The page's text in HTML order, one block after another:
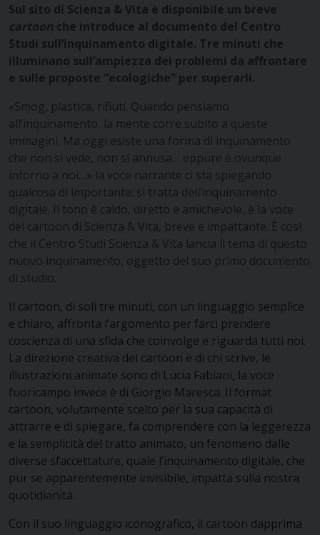
Sul sito di Scienza & Vita è disponibile un breve
cartoon che introduce al documento del Centro
Studi sull’inquinamento digitale. Tre minuti che
illuminano sull’ampiezza dei problemi da affrontare
e sulle proposte “ecologiche” per superarli.
«Smog, plastica, rifiuti. Quando pensiamo
all’inquinamento, la mente corre subito a queste
immagini. Ma oggi esiste una forma di inquinamento
che non si vede, non si annusa… eppure è ovunque
intorno a noi…» la voce narrante ci sta spiegando
qualcosa di importante: si tratta dell’inquinamento
digitale. Il tono è caldo, diretto e amichevole, è la voce
del cartoon di Scienza & Vita, breve e impattante. È così
che il Centro Studi Scienza & Vita lancia il tema di questo
nuovo inquinamento, oggetto del suo primo documento
di studio.
Il cartoon, di soli tre minuti, con un linguaggio semplice
e chiaro, affronta l’argomento per farci prendere
coscienza di una sfida che coinvolge e riguarda tutti noi.
La direzione creativa del cartoon è di chi scrive, le
illustrazioni animate sono di Lucia Fabiani, la voce
fuoricampo invece è di Giorgio Maresca. Il format
cartoon, volutamente scelto per la sua capacità di
attrarre e di spiegare, fa comprendere con la leggerezza
e la semplicità del tratto animato, un fenomeno dalle
diverse sfaccettature, quale l’inquinamento digitale, che
pur se apparentemente invisibile, impatta sulla nostra
quotidianità.
Con il suo linguaggio iconografico, il cartoon dapprima